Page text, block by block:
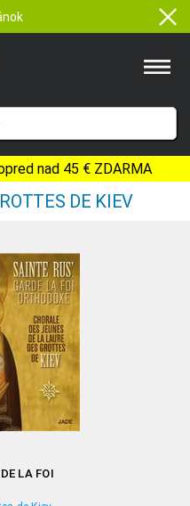
nad 45 € ZDARMA
DE KIEV
LA FOI